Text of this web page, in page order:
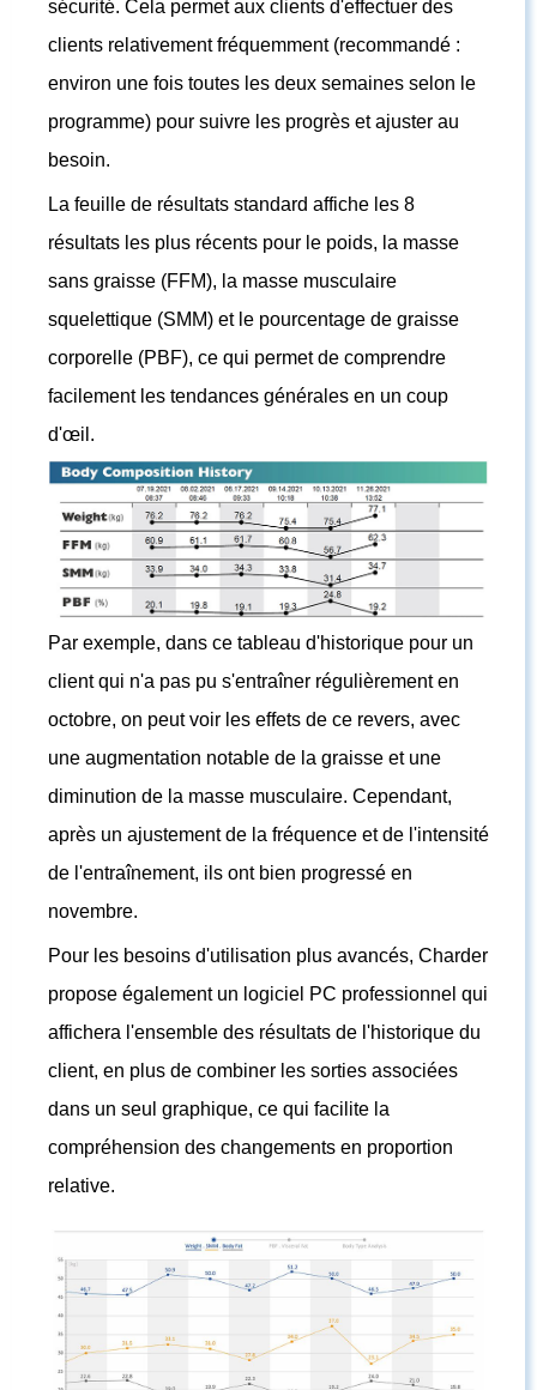
sécurité. Cela permet aux clients d'effectuer des
clients relativement fréquemment (recommandé :
environ une fois toutes les deux semaines selon le
programme) pour suivre les progrès et ajuster au
besoin.
La feuille de résultats standard affiche les 8
résultats les plus récents pour le poids, la masse
sans graisse (FFM), la masse musculaire
squelettique (SMM) et le pourcentage de graisse
corporelle (PBF), ce qui permet de comprendre
facilement les tendances générales en un coup
d'œil.
Par exemple, dans ce tableau d'historique pour un
client qui n'a pas pu s'entraîner régulièrement en
octobre, on peut voir les effets de ce revers, avec
une augmentation notable de la graisse et une
diminution de la masse musculaire. Cependant,
après un ajustement de la fréquence et de l'intensité
de l'entraînement, ils ont bien progressé en
novembre.
Pour les besoins d'utilisation plus avancés, Charder
propose également un logiciel PC professionnel qui
affichera l'ensemble des résultats de l'historique du
client, en plus de combiner les sorties associées
dans un seul graphique, ce qui facilite la
compréhension des changements en proportion
relative.